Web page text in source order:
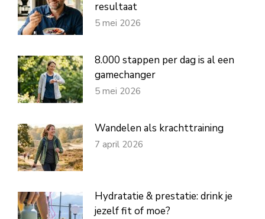
resultaat
5 mei 2026
8.000 stappen per dag is al een
gamechanger
5 mei 2026
Wandelen als krachttraining
7 april 2026
Hydratatie & prestatie: drink je
jezelf fit of moe?